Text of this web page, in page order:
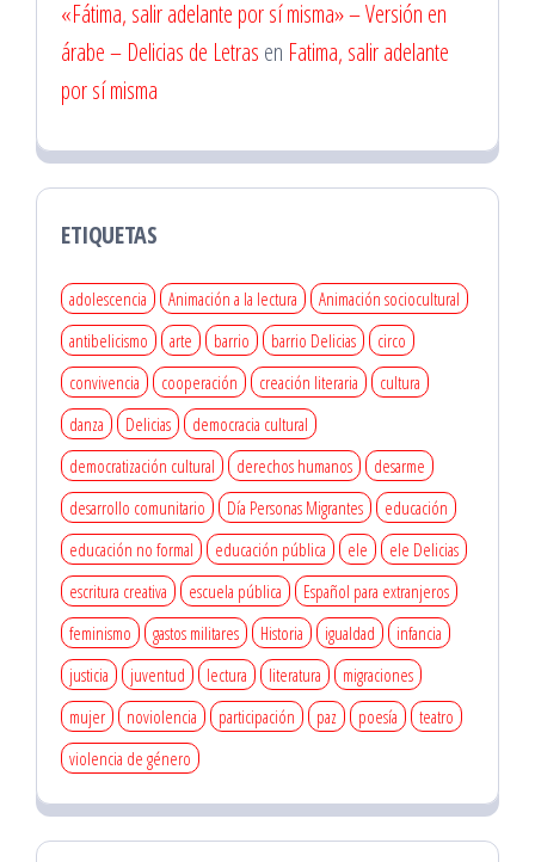
«Fátima, salir adelante por sí misma» – Versión en
árabe – Delicias de Letras en Fatima, salir adelante
por sí misma
ETIQUETAS
adolescencia Animación a la lectura
Animación sociocultural
antibelicismo
arte barrio barrio Delicias
circo
convivencia
cooperación creación literaria
cultura
danza
Delicias
democracia cultural
democratización cultural
derechos humanos
desarme
desarrollo comunitario
Día Personas Migrantes
educación
educación no formal
educación pública ele
ele Delicias
escritura creativa
escuela pública
Español para extranjeros
feminismo
gastos militares Historia igualdad
infancia
justicia
juventud lectura literatura
migraciones
mujer
noviolencia participación paz poesía
teatro
violencia de género